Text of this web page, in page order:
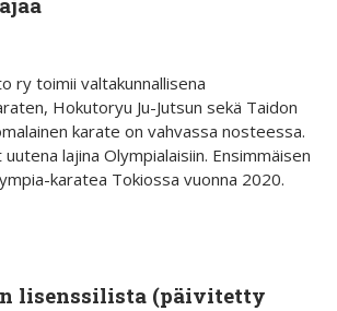
ry toimii valtakunnallisena
Hokutoryu Ju-Jutsun sekä Taidon
karate on vahvassa nosteessa.
lajina Olympialaisiin. Ensimmäisen
karatea Tokiossa vuonna 2020.
lisenssilista (päivitetty